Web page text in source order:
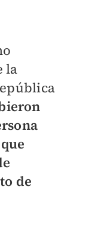
la
de